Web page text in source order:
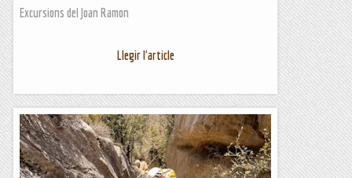
Excursions del Joan Ramon
Llegir l'article